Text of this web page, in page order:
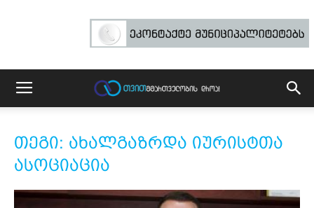
თეგი: ახალგაზრდა იურისტთა
ასოციაცია